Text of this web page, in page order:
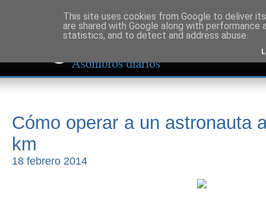
Cómo operar a un astronauta
km
18 febrero 2014
This site uses cookies from Google to deliver
are shared with Google along with
statistics, and to detect and address abuse.